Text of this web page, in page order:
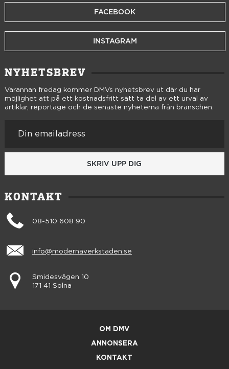
FACEBOOK
INSTAGRAM
NYHETSBREV
Varannan fredag kommer DMVs nyhetsbrev ut där du har
möjlighet att på ett kostnadsfritt sätt ta del av ett urval av
artiklar, reportage och de senaste nyheterna från branschen.
SKRIV UPP DIG
KONTAKT
08-510 608 90
info@modernaverkstaden.se
Smidesvägen 10
171 41 Solna
OM DMV
ANNONSERA
KONTAKT